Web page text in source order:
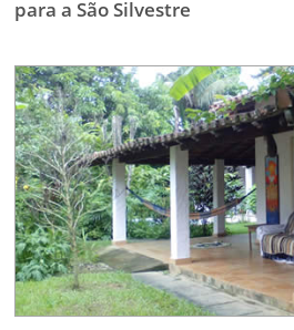
para a São Silvestre